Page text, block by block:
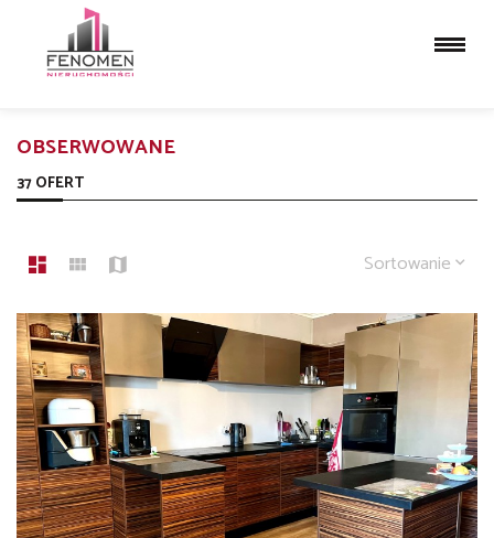
OBSERWOWANE
37 OFERT
Sortowanie